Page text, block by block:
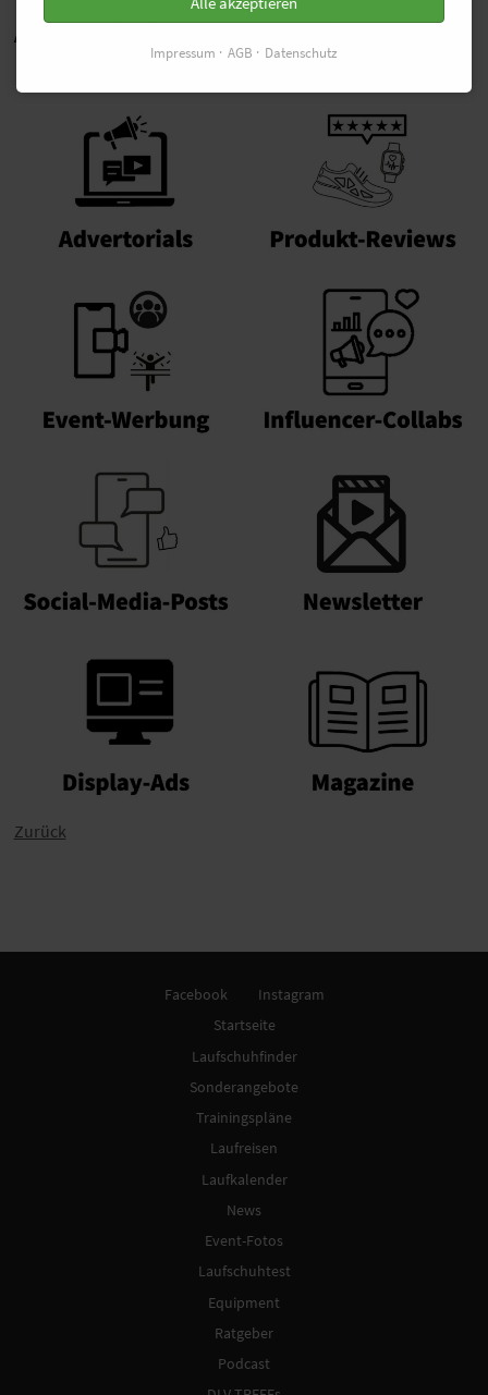
Alle Werbeformen von laufen.de
Zurück
Facebook
Instagram
Startseite
Laufschuhfinder
Sonderangebote
Trainingspläne
Laufreisen
Laufkalender
News
Event-Fotos
Laufschuhtest
Equipment
Ratgeber
Podcast
Impressum AGB Datenschutz